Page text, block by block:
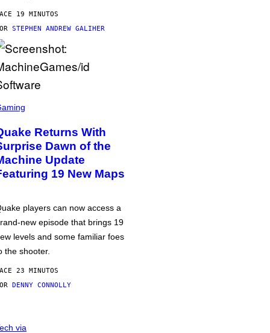
19 MINUTOS
STEPHEN ANDREW GALIHER
Returns With
Dawn of the
Update
19 New Maps
players can now access a
new episode that brings 19
levels and some familiar foes
the shooter.
23 MINUTOS
DENNY CONNOLLY
via